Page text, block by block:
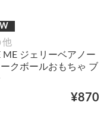
他
ME ジェリーベアノー
クボールおもちゃ ブ
¥870